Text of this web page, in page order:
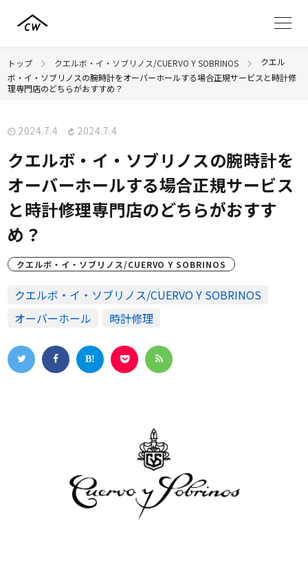
トップ クエルボ・イ・ソブリノス/CUERVO Y SOBRINOS
クエル
ボ・イ・ソブリノスの腕時計をオーバーホールする場合正規サービスと時計修
理専門店のどちらがおすすめ？
2024.7.4 2024.7.4
クエルボ・イ・ソブリノスの腕時計を
オーバーホールする場合正規サービス
と時計修理専門店のどちらがおすす
め？
クエルボ・イ・ソブリノス/CUERVO Y SOBRINOS
クエルボ・イ・ソブリノス/CUERVO Y SOBRINOS
オーバーホール
時計修理